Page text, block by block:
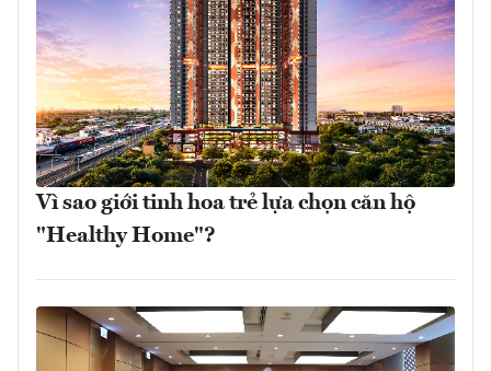
Vì sao giới tinh hoa trẻ lựa chọn căn hộ
"Healthy Home"?